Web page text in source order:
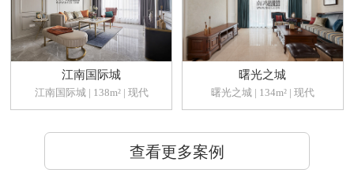
江南国际城
江南国际城 | 138m² | 现代
曙光之城
曙光之城 | 134m² | 现代
查看更多案例